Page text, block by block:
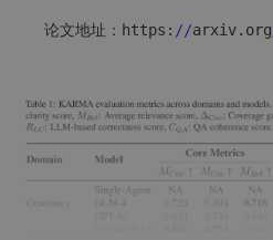
论文地址：https: //arxiv.org